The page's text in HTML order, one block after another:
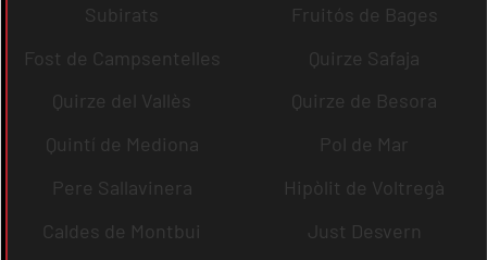
Subirats
Fruitós de Bages
Fost de Campsentelles
Quirze Safaja
Quirze del Vallès
Quirze de Besora
Quintí de Mediona
Pol de Mar
Pere Sallavinera
Hipòlit de Voltregà
Caldes de Montbui
Just Desvern